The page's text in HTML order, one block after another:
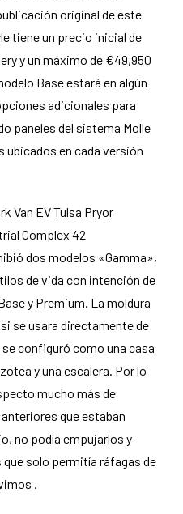
original de este
tiene un precio inicial de
y un máximo de €49,950
Base estará en algún
adicionales para
paneles del sistema Molle
ubicados en cada versión
dos modelos «Gamma»,
de vida con intención de
y Premium. La moldura
se usara directamente de
configuró como una casa
y una escalera. Por lo
mucho más de
que estaban
no podía empujarlos y
solo permitía ráfagas de
.